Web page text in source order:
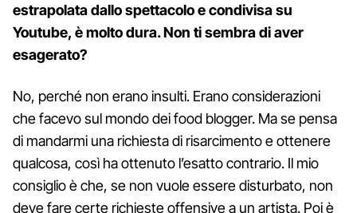
estrapolata dallo spettacolo e condivisa su
Youtube, è molto dura. Non ti sembra di aver
esagerato?
No, perché non erano insulti. Erano considerazioni
che facevo sul mondo dei food blogger. Ma se pensa
di mandarmi una richiesta di risarcimento e ottenere
qualcosa, così ha ottenuto l’esatto contrario. Il mio
consiglio è che, se non vuole essere disturbato, non
deve fare certe richieste offensive a un artista. Poi è